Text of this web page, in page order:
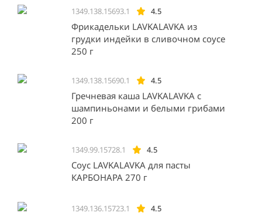
1349.138.15693.1 4.5
Фрикадельки LAVKALAVKA из
грудки индейки в сливочном соусе
250 г
1349.138.15690.1 4.5
Гречневая каша LAVKALAVKA с
шампиньонами и белыми грибами
200 г
1349.99.15728.1 4.5
Соус LAVKALAVKA для пасты
КАРБОНАРА 270 г
1349.136.15723.1 4.5